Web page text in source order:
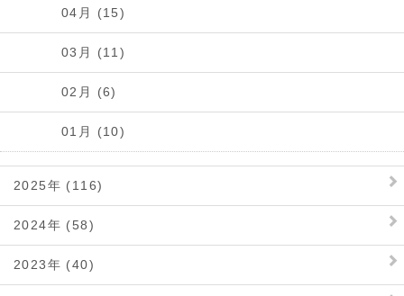
04月 (15)
03月 (11)
02月 (6)
01月 (10)
2025年 (116)
2024年 (58)
2023年 (40)